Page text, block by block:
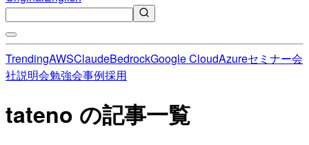
TrendingAWSClaudeBedrockGoogle CloudAzureセミナー会
社説明会勉強会事例採用
tateno の記事一覧